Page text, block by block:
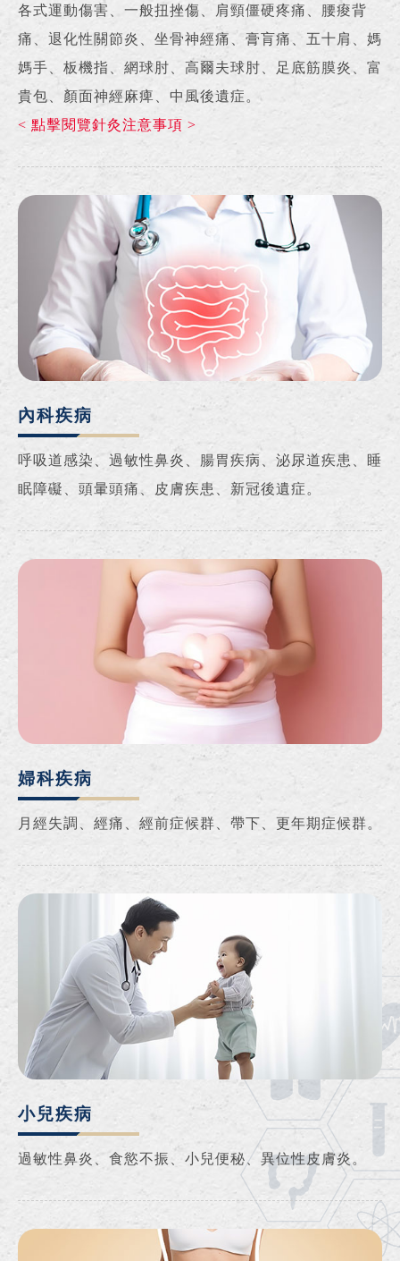
各式運動傷害、一般扭挫傷、肩頸僵硬疼痛、腰痠背
痛、退化性關節炎、坐骨神經痛、膏肓痛、五十肩、媽
媽手、板機指、網球肘、高爾夫球肘、足底筋膜炎、富
貴包、顏面神經麻痺、中風後遺症。
< 點擊閱覽針灸注意事項 >
內科疾病
呼吸道感染、過敏性鼻炎、腸胃疾病、泌尿道疾患、睡
眠障礙、頭暈頭痛、皮膚疾患、新冠後遺症。
婦科疾病
月經失調、經痛、經前症候群、帶下、更年期症候群。
小兒疾病
過敏性鼻炎、食慾不振、小兒便秘、異位性皮膚炎。